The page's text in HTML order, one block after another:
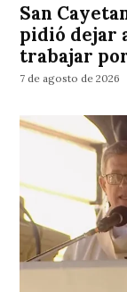
San
pidió dejar
trabajar
7 de agosto de 2026